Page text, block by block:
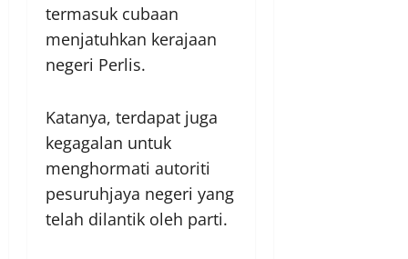
termasuk cubaan
menjatuhkan kerajaan
negeri Perlis.
Katanya, terdapat juga
kegagalan untuk
menghormati autoriti
pesuruhjaya negeri yang
telah dilantik oleh parti.